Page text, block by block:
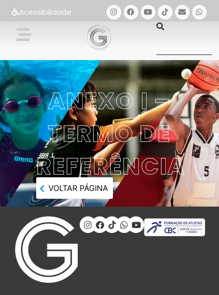
Acessibilidade
ANEXO I –
TERMO DE
REFERÊNCIA
VOLTAR PÁGINA